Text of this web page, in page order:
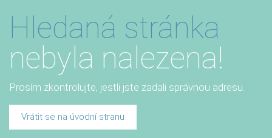
Hledaná stránka
nebyla nalezena!
Prosím zkontrolujte, jestli jste zadali správnou adresu.
Vrátit se na úvodní stranu